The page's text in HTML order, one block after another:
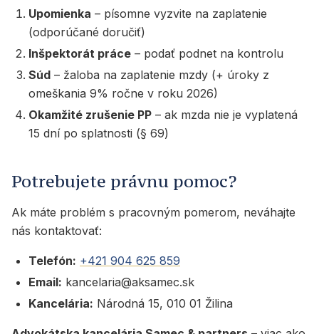
Upomienka – písomne vyzvite na zaplatenie
(odporúčané doručiť)
Inšpektorát práce – podať podnet na kontrolu
Súd – žaloba na zaplatenie mzdy (+ úroky z
omeškania 9% ročne v roku 2026)
Okamžité zrušenie PP – ak mzda nie je vyplatená
15 dní po splatnosti (§ 69)
Potrebujete právnu pomoc?
Ak máte problém s pracovným pomerom, neváhajte
nás kontaktovať:
Telefón: +421 904 625 859
Email: kancelaria@aksamec.sk
Kancelária: Národná 15, 010 01 Žilina